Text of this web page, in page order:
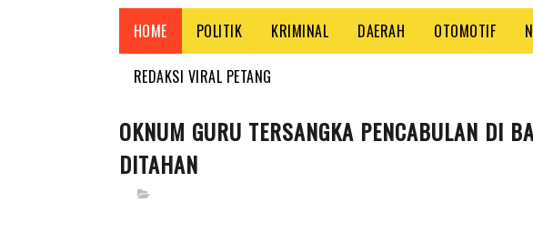
HOME POLITIK KRIMINAL DAERAH OTOMOTIF
REDAKSI VIRAL PETANG
OKNUM GURU TERSANGKA PENCABULAN DI
DITAHAN